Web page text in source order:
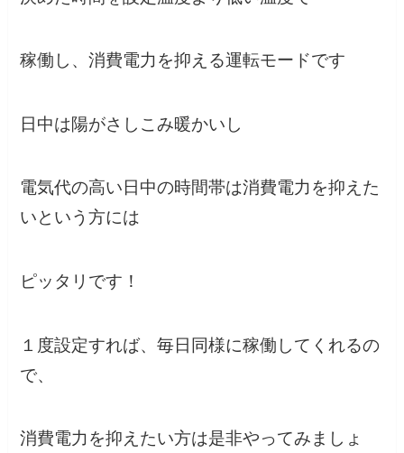
稼働し、消費電力を抑える運転モードです
日中は陽がさしこみ暖かいし
電気代の高い日中の時間帯は消費電力を抑えた
いという方には
ピッタリです！
１度設定すれば、毎日同様に稼働してくれるの
で、
消費電力を抑えたい方は是非やってみましょ